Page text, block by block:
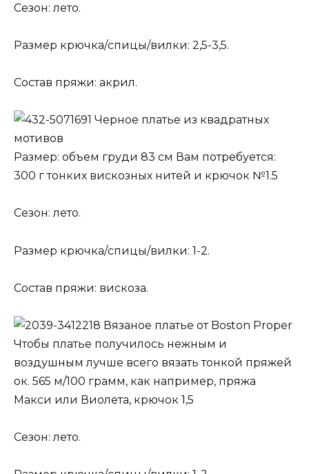
Сезон: лето.
Размер крючка/спицы/вилки: 2,5-3,5.
Состав пряжи: акрил.
Черное платье из квадратных
мотивов
Размер: объем груди 83 см Вам потребуется:
300 г тонких вискозных нитей и крючок №1.5
Сезон: лето.
Размер крючка/спицы/вилки: 1-2.
Состав пряжи: вискоза.
Вязаное платье от Boston Proper
Чтобы платье получилось нежным и
воздушным лучше всего вязать тонкой пряжей
ок. 565 м/100 грамм, как например, пряжа
Макси или Виолета, крючок 1,5
Сезон: лето.